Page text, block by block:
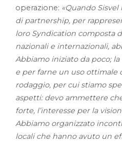
operazione: «Quando
di partnership, per
loro Syndication composta
nazionali e internazionali,
Abbiamo iniziato da poco;
e per farne un uso ottimale
rodaggio, per cui stiamo
aspetti: devo ammettere
forte, l’interesse per la
Abbiamo organizzato
locali che hanno avuto un